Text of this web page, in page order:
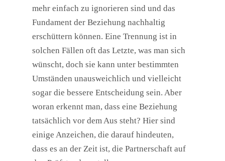
mehr einfach zu ignorieren sind und das
Fundament der Beziehung nachhaltig
erschüttern können. Eine Trennung ist in
solchen Fällen oft das Letzte, was man sich
wünscht, doch sie kann unter bestimmten
Umständen unausweichlich und vielleicht
sogar die bessere Entscheidung sein. Aber
woran erkennt man, dass eine Beziehung
tatsächlich vor dem Aus steht? Hier sind
einige Anzeichen, die darauf hindeuten,
dass es an der Zeit ist, die Partnerschaft auf